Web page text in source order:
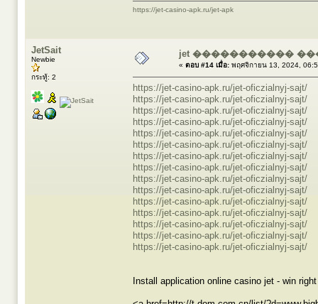
https://jet-casino-apk.ru/jet-apk
JetSait
Newbie
กระทู้: 2
jet �����������
« ตอบ #14 เมื่อ: พฤศจิกายน 13, 2024,
https://jet-casino-apk.ru/jet-oficzialnyj-sajt/
https://jet-casino-apk.ru/jet-oficzialnyj-sajt/
https://jet-casino-apk.ru/jet-oficzialnyj-sajt/
https://jet-casino-apk.ru/jet-oficzialnyj-sajt/
https://jet-casino-apk.ru/jet-oficzialnyj-sajt/
https://jet-casino-apk.ru/jet-oficzialnyj-sajt/
https://jet-casino-apk.ru/jet-oficzialnyj-sajt/
https://jet-casino-apk.ru/jet-oficzialnyj-sajt/
https://jet-casino-apk.ru/jet-oficzialnyj-sajt/
https://jet-casino-apk.ru/jet-oficzialnyj-sajt/
https://jet-casino-apk.ru/jet-oficzialnyj-sajt/
https://jet-casino-apk.ru/jet-oficzialnyj-sajt/
https://jet-casino-apk.ru/jet-oficzialnyj-sajt/
https://jet-casino-apk.ru/jet-oficzialnyj-sajt/
https://jet-casino-apk.ru/jet-oficzialnyj-sajt/
Install application online casino jet - win